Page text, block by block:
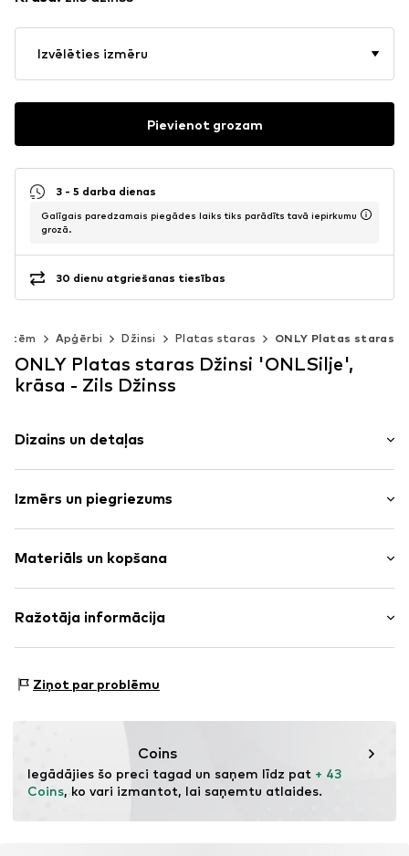
Izvēlēties izmēru
Pievienot grozam
3 - 5 darba dienas
Galīgais paredzamais piegādes laiks tiks parādīts tavā iepirkumu
grozā.
30 dienu atgriešanas tiesības
Apģērbi Džinsi Platas staras ONLY Platas staras
ONLY Platas staras Džinsi 'ONLSilje',
krāsa - Zils Džinss
Dizains un detaļas
Džinss
Zils džinss/mazgāts
Rāvējslēdzēja šuvums
Jostas cilpas
Preces Nr. ONL9pml001000001
Izmērs un piegriezums
Piegriezums: Platas staras
Ķermeņa garums: Paaugstināta jostasvieta
Izmēru tabula
Materiāls un kopšana
Materiāls: 100% Kokvilna
Ražotāja informācija
22457 Hamburg
Ziņot par problēmu
Coins
Iegādājies šo preci tagad un saņem līdz pat + 43
Coins, ko vari izmantot, lai saņemtu atlaides.